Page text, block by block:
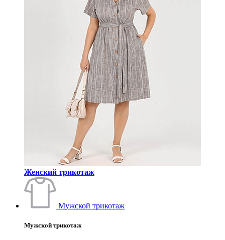
Женский трикотаж
Мужской трикотаж
Мужской трикотаж